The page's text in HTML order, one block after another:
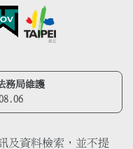
務局維護
及資料檢索，並不提